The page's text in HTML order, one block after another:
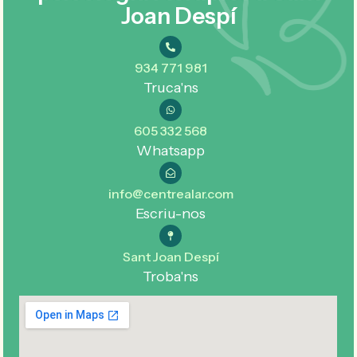
Joan Despí
934 771 981
Truca'ns
605 332 568
Whatsapp
info@centrealar.com
Escriu-nos
Sant Joan Despí
Troba'ns